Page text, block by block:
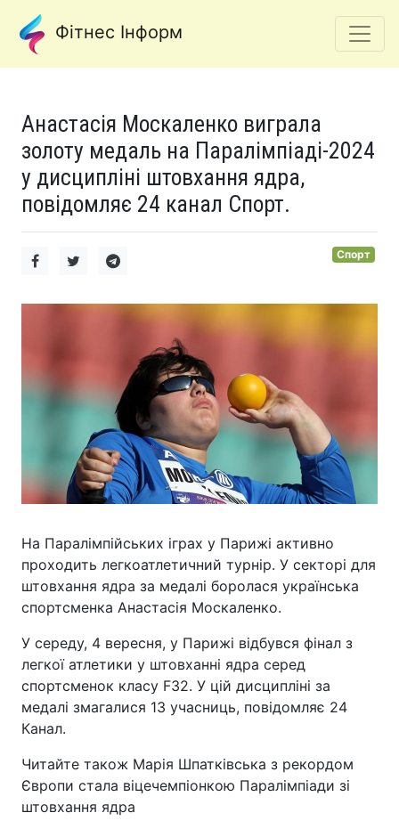
Фітнес Інформ
Анастасія Москаленко виграла
золоту медаль на Паралімпіаді-2024
у дисципліні штовхання ядра,
повідомляє 24 канал Спорт.
Спорт
На Паралімпійських іграх у Парижі активно
проходить легкоатлетичний турнір. У секторі для
штовхання ядра за медалі боролася українська
спортсменка Анастасія Москаленко.
У середу, 4 вересня, у Парижі відбувся фінал з
легкої атлетики у штовханні ядра серед
спортсменок класу F32. У цій дисципліні за
медалі змагалися 13 учасниць, повідомляє 24
Канал.
Читайте також Марія Шпатківська з рекордом
Європи стала віцечемпіонкою Паралімпіади зі
штовхання ядра